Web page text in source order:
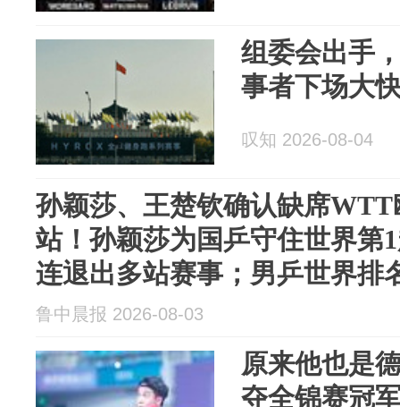
组委会出手
事者下场大
叹知 2026-08-04
孙颖莎、王楚钦确认缺席
站！孙颖莎为国乒守住世界第
连退出多站赛事；男乒世界排
鲁中晨报 2026-08-03
原来他也是
夺全锦赛冠